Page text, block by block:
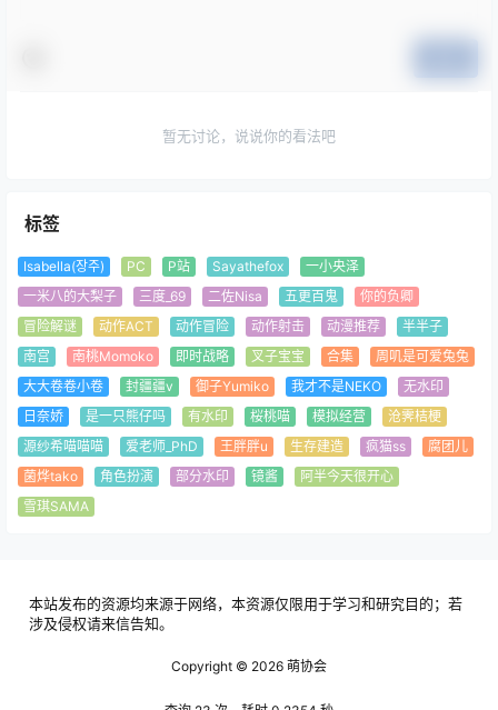
暂无讨论，说说你的看法吧
标签
Isabella(장주) PC P站 Sayathefox
一小央泽
一米八的大梨子
三度_69 二佐Nisa 五更百鬼
你的负卿
冒险解谜
动作ACT 动作冒险 动作射击 动漫推荐
半半子
南宫
南桃Momoko 即时战略 叉子宝宝 合集
周叽是可爱兔兔
大大卷卷小卷
封疆疆v 御子Yumiko 我才不是NEKO
无水印
日奈娇
是一只熊仔吗 有水印 桜桃喵 模拟经营
沧霁桔梗
源纱希喵喵喵
爱老师_PhD 王胖胖u 生存建造 疯猫ss
腐团儿
菌烨tako
角色扮演 部分水印 镜酱
阿半今天很开心
雪琪SAMA
本站发布的资源均来源于网络，本资源仅限用于学习和研究目的；若
涉及侵权请来信告知。
Copyright © 2026 萌协会